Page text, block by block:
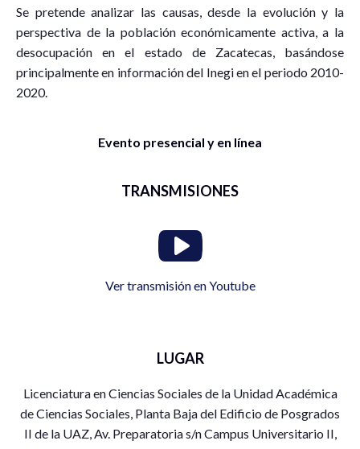
Se pretende analizar las causas, desde la evolución y la
perspectiva de la población económicamente activa, a la
desocupación en el estado de Zacatecas, basándose
principalmente en información del Inegi en el periodo 2010-
2020.
Evento presencial y en línea
TRANSMISIONES
Ver transmisión en Youtube
LUGAR
Licenciatura en Ciencias Sociales de la Unidad Académica
de Ciencias Sociales, Planta Baja del Edificio de Posgrados
II de la UAZ, Av. Preparatoria s/n Campus Universitario II,